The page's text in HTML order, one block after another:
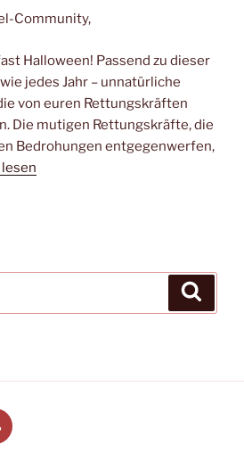
Community,
Halloween! Passend zu dieser
jedes Jahr – unnatürliche
von euren Rettungskräften
Die mutigen Rettungskräfte, die
Bedrohungen entgegenwerfen,